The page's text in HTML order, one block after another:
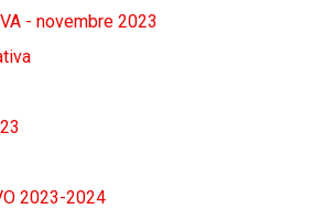
- novembre 2023
2023-2024